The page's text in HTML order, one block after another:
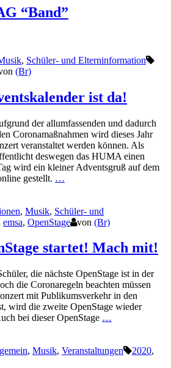
“Band”
, Schüler- und Elterninformation
(Br)
ist da!
der allumfassenden und dadurch
Coronamaßnahmen wird dieses Jahr
veranstaltet werden können. Als
deswegen das HUMA einen
wird ein kleiner Adventsgruß auf dem
gestellt. …
, Musik, Schüler- und
emsa, OpenStage von (Br)
startet! Mach mit!
die nächste OpenStage ist in der
die Coronaregeln beachten müssen
mit Publikumsverkehr in den
wird die zweite OpenStage wieder
bei dieser OpenStage …
, Musik, Veranstaltungen 2020,